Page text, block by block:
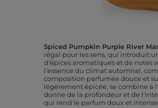
Spiced Pumpkin Purple River
régal pour les sens, qui introduit
d'épices aromatiques et de notes
l'essence du climat automnal,
composition parfumée douce et
légèrement épicée, se combine à
donne de la profondeur et de
qui rend le parfum doux et